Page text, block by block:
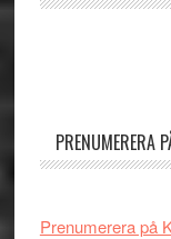
PRENUMERERA
Prenumerera på